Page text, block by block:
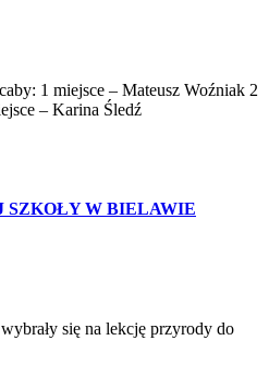
1 miejsce – Mateusz Woźniak 2
– Karina Śledź
SZKOŁY W BIELAWIE
się na lekcję przyrody do